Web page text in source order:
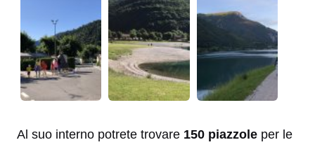
Al suo interno potrete trovare 150 piazzole per le